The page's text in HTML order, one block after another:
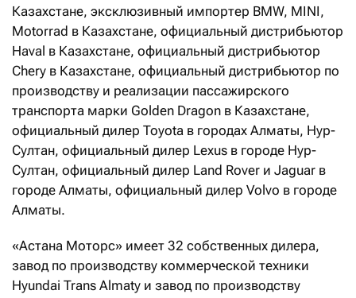
Казахстане, эксклюзивный импортер BMW, MINI,
Motorrad в Казахстане, официальный дистрибьютор
Haval в Казахстане, официальный дистрибьютор
Chery в Казахстане, официальный дистрибьютор по
производству и реализации пассажирского
транспорта марки Golden Dragon в Казахстане,
официальный дилер Toyota в городах Алматы, Нур-
Султан, официальный дилер Lexus в городе Нур-
Султан, официальный дилер Land Rover и Jaguar в
городе Алматы, официальный дилер Volvo в городе
Алматы.
«Астана Моторс» имеет 32 собственных дилера,
завод по производству коммерческой техники
Hyundai Trans Almaty и завод по производству